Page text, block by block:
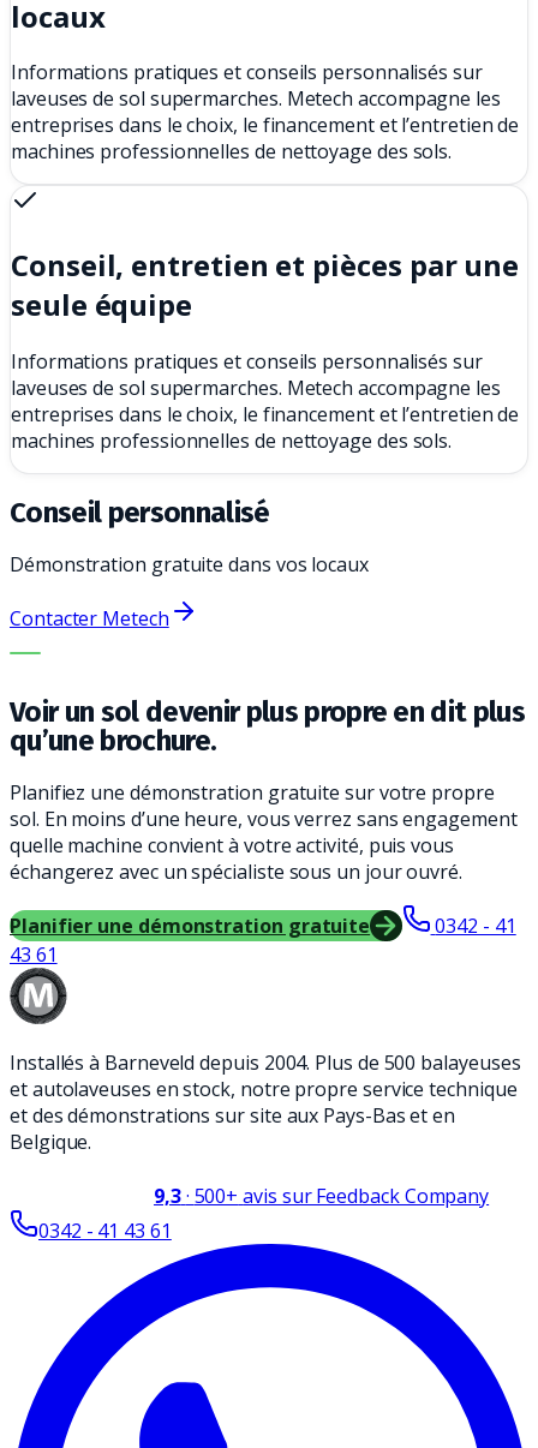
locaux
Informations pratiques et conseils personnalisés sur
laveuses de sol supermarches. Metech accompagne les
entreprises dans le choix, le financement et l’entretien de
machines professionnelles de nettoyage des sols.
Conseil, entretien et pièces par une
seule équipe
Informations pratiques et conseils personnalisés sur
laveuses de sol supermarches. Metech accompagne les
entreprises dans le choix, le financement et l’entretien de
machines professionnelles de nettoyage des sols.
Conseil personnalisé
Démonstration gratuite dans vos locaux
Contacter Metech
LA BONNE MACHINE. LE MEILLEUR SERVICE.
Voir un sol devenir plus propre en dit plus
qu’une brochure.
Planifiez une démonstration gratuite sur votre propre
sol. En moins d’une heure, vous verrez sans engagement
quelle machine convient à votre activité, puis vous
échangerez avec un spécialiste sous un jour ouvré.
Planifier une démonstration gratuite
0342 - 41
43 61
Installés à Barneveld depuis 2004. Plus de 500 balayeuses
et autolaveuses en stock, notre propre service technique
et des démonstrations sur site aux Pays-Bas et en
Belgique.
9,3· 500+ avis sur Feedback Company
0342 - 41 43 61